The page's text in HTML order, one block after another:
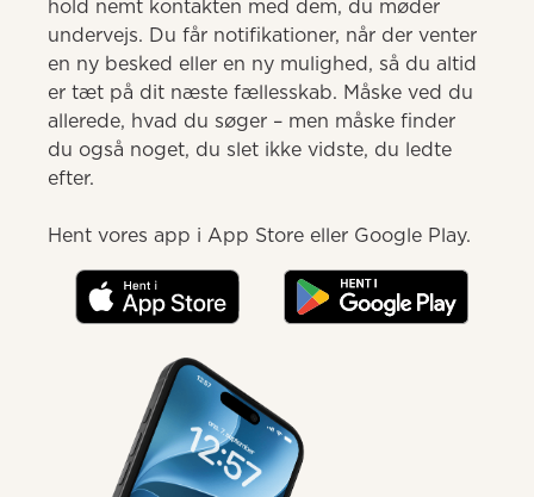
hold nemt kontakten med dem, du møder
undervejs. Du får notifikationer, når der venter
en ny besked eller en ny mulighed, så du altid
er tæt på dit næste fællesskab. Måske ved du
allerede, hvad du søger – men måske finder
du også noget, du slet ikke vidste, du ledte
efter.
Hent vores app i App Store eller Google Play.